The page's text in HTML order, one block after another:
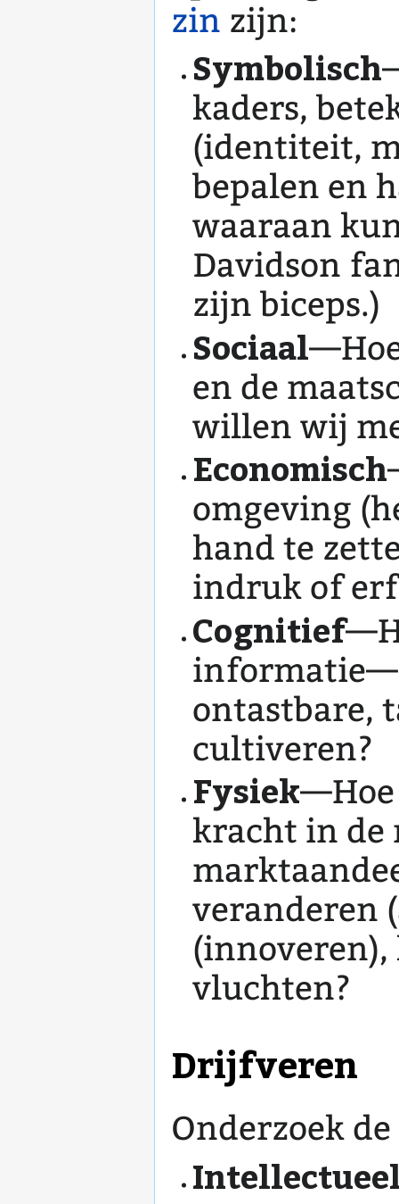
zin zijn:
Symbolisch
kaders,
(identiteit,
bepalen en
waaraan
Davidson
zijn biceps.)
Sociaal
en de
willen wij
Economisch
omgeving
hand te
indruk of
Cognitief
ontastbare,
cultiveren?
Fysiek—Hoe
kracht in de
veranderen
(innoveren),
vluchten?
Drijfveren
Onderzoek